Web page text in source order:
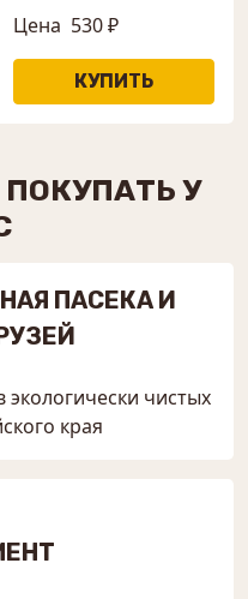
Цена 530 ₽
У
ПАСЕКА И
чистых
края